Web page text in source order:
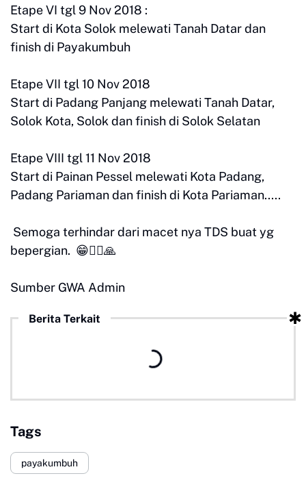
Etape VI tgl 9 Nov 2018 :
Start di Kota Solok melewati Tanah Datar dan
finish di Payakumbuh
Etape VII tgl 10 Nov 2018
Start di Padang Panjang melewati Tanah Datar,
Solok Kota, Solok dan finish di Solok Selatan
Etape VIII tgl 11 Nov 2018
Start di Painan Pessel melewati Kota Padang,
Padang Pariaman dan finish di Kota Pariaman.....
Semoga terhindar dari macet nya TDS buat yg
bepergian. 😁🙋‍♂🙏
Sumber GWA Admin
Berita Terkait
Tags
payakumbuh